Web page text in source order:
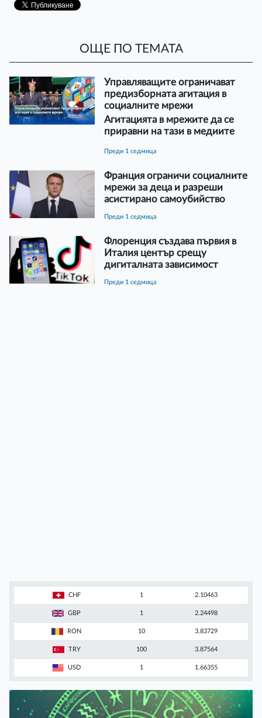
ОЩЕ ПО ТЕМАТА
Управляващите ограничават
предизборната агитация в
социалните мрежи
Агитацията в мрежите да се
приравни на тази в медиите
преди 1 седмица
Франция ограничи социалните
мрежи за деца и разреши
асистирано самоубийство
преди 1 седмица
Флоренция създава първия в
Италия център срещу
дигиталната зависимост
преди 1 седмица
CHF 1 2.10463
GBP 1 2.24498
RON 10 3.83729
TRY 100 3.87564
USD 1 1.66355